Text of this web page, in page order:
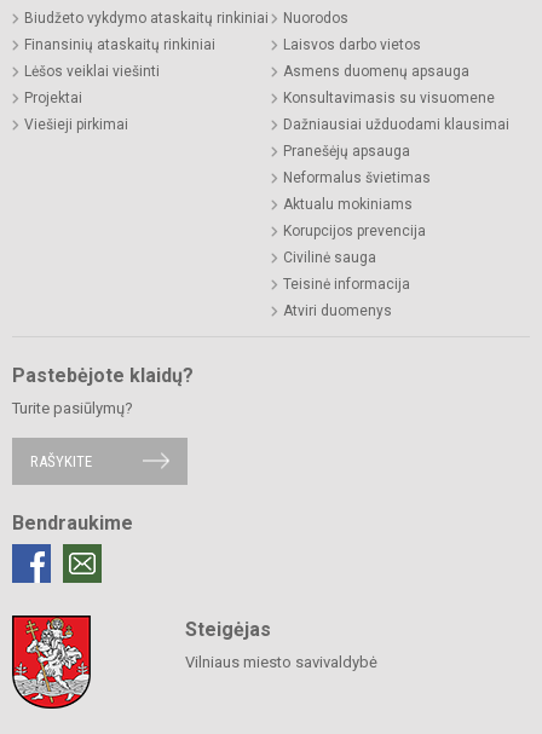
Biudžeto vykdymo ataskaitų rinkiniai
Finansinių ataskaitų rinkiniai
Lėšos veiklai viešinti
Projektai
Viešieji pirkimai
Nuorodos
Laisvos darbo vietos
Asmens duomenų apsauga
Konsultavimasis su visuomene
Dažniausiai užduodami klausimai
Pranešėjų apsauga
Neformalus švietimas
Aktualu mokiniams
Korupcijos prevencija
Civilinė sauga
Teisinė informacija
Atviri duomenys
Pastebėjote klaidų?
Turite pasiūlymų?
RAŠYKITE
Bendraukime
Steigėjas
Vilniaus miesto savivaldybė